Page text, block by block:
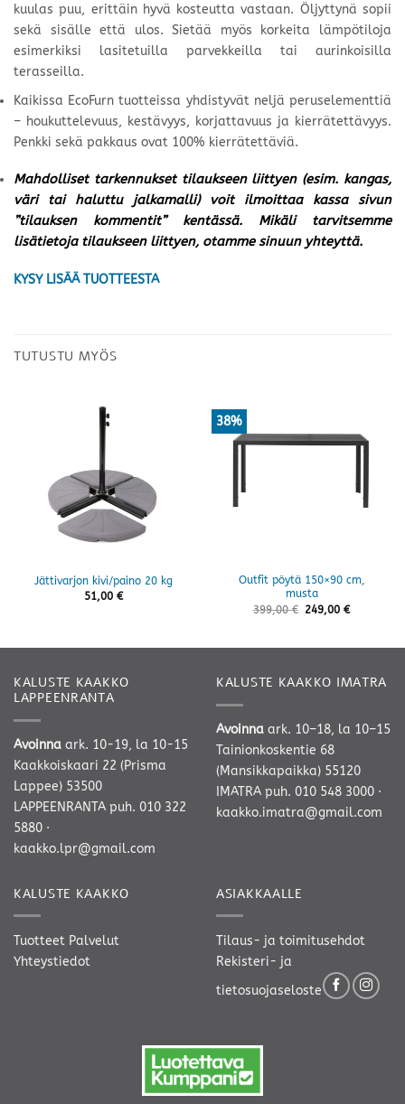
kuulas puu, erittäin hyvä kosteutta vastaan. Öljyttynä sopii
sekä sisälle että ulos. Sietää myös korkeita lämpötiloja
esimerkiksi lasitetuilla parvekkeilla tai aurinkoisilla
terasseilla.
Kaikissa EcoFurn tuotteissa yhdistyvät neljä peruselementtiä
– houkuttelevuus, kestävyys, korjattavuus ja kierrätettävyys.
Penkki sekä pakkaus ovat 100% kierrätettäviä.
Mahdolliset tarkennukset tilaukseen liittyen (esim. kangas,
väri tai haluttu jalkamalli) voit ilmoittaa kassa sivun
”tilauksen kommentit” kentässä. Mikäli tarvitsemme
lisätietoja tilaukseen liittyen, otamme sinuun yhteyttä.
KYSY LISÄÄ TUOTTEESTA
TUTUSTU MYÖS
Jättivarjon kivi/paino 20 kg
51,00 €
38%
Outfit pöytä 150×90 cm,
musta
399,00€ 249,00€
KALUSTE KAAKKO
LAPPEENRANTA
Avoinna ark. 10-19, la 10-15
Kaakkoiskaari 22 (Prisma
Lappee) 53500
LAPPEENRANTA puh. 010 322
5880 ·
kaakko.lpr@gmail.com
KALUSTE KAAKKO IMATRA
Avoinna ark. 10–18, la 10–15
Tainionkoskentie 68
(Mansikkapaikka) 55120
IMATRA puh. 010 548 3000 ·
kaakko.imatra@gmail.com
KALUSTE KAAKKO
Tuotteet Palvelut
Yhteystiedot
ASIAKKAALLE
Tilaus- ja toimitusehdot
Rekisteri- ja
tietosuojaseloste